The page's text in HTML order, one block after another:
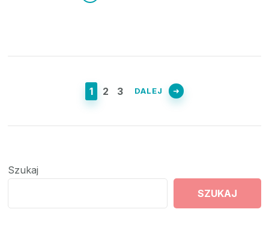
STRONA
1 STRONA
2 STRONA
3 DALEJ
Szukaj
SZUKAJ